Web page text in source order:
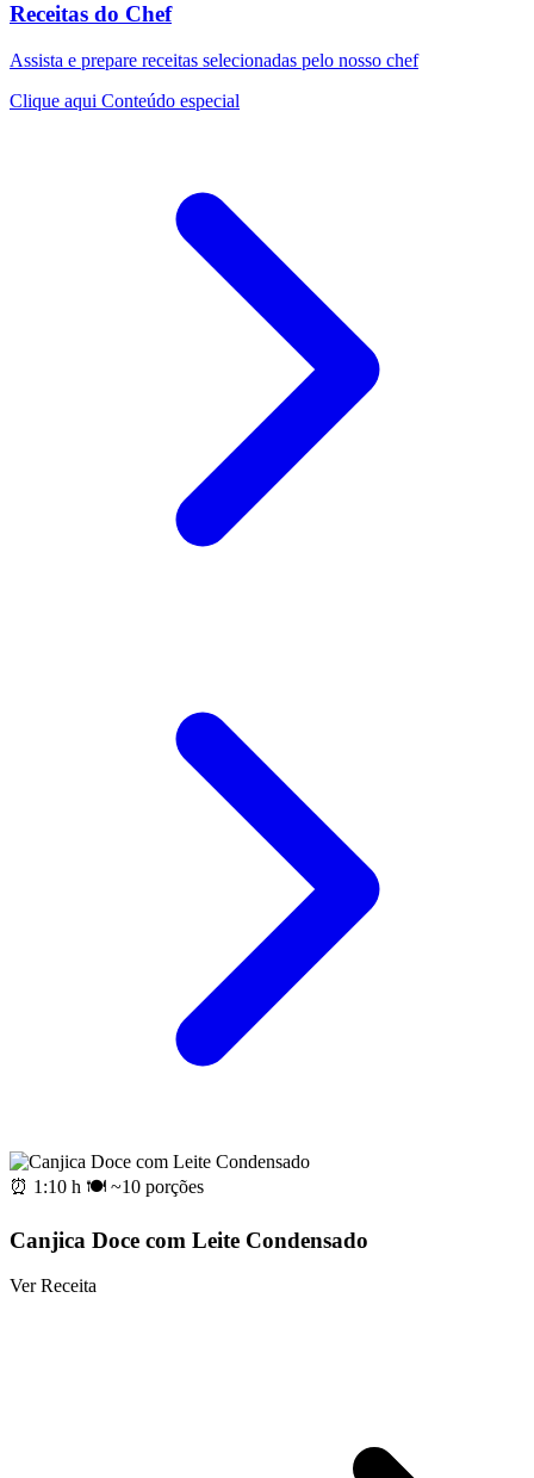
Receitas do Chef
Assista e prepare receitas selecionadas pelo nosso chef
Clique aqui Conteúdo especial
⏰ 1:10 h 🍽️ ~10 porções
Canjica Doce com Leite Condensado
Ver Receita